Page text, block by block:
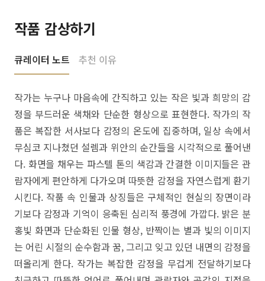
작품 감상하기
큐레이터 노트 추천 이유
작가는 누구나 마음속에 간직하고 있는 작은 빛과 희망의 감
정을 부드러운 색채와 단순한 형상으로 표현한다. 작가의 작
품은 복잡한 서사보다 감정의 온도에 집중하며, 일상 속에서
무심코 지나쳤던 설렘과 위안의 순간들을 시각적으로 풀어낸
다. 화면을 채우는 파스텔 톤의 색감과 간결한 이미지들은 관
람자에게 편안하게 다가오며 따뜻한 감정을 자연스럽게 환기
시킨다. 작품 속 인물과 상징들은 구체적인 현실의 장면이라
기보다 감정과 기억이 응축된 심리적 풍경에 가깝다. 밝은 분
홍빛 화면과 단순화된 인물 형상, 반짝이는 별과 빛의 이미지
는 어린 시절의 순수함과 꿈, 그리고 잊고 있던 내면의 감정을
떠올리게 한다. 작가는 복잡한 감정을 무겁게 전달하기보다